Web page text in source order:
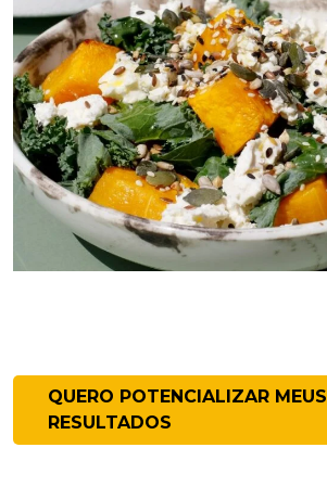
QUERO POTENCIALIZAR MEUS
RESULTADOS